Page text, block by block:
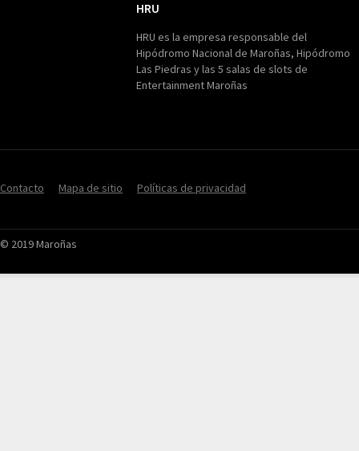
HRU
HRU es la empresa responsable del
Hipódromo Nacional de Maroñas, Hipódromo
Las Piedras y las 5 salas de slots de
Entertainment Maroñas
Contacto Mapa de sitio Políticas de privacidad
© 2019 Maroñas